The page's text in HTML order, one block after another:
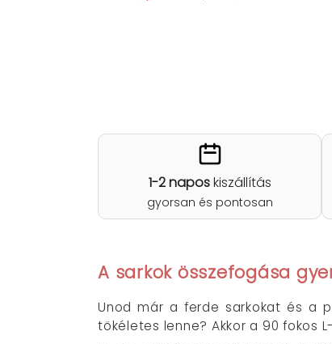
1-2 naposkiszállítás
gyorsan és pontosan
A sarkok összefogása
Unod már a ferde sarkokat és a
tökéletes lenne? Akkor a 90 fokos